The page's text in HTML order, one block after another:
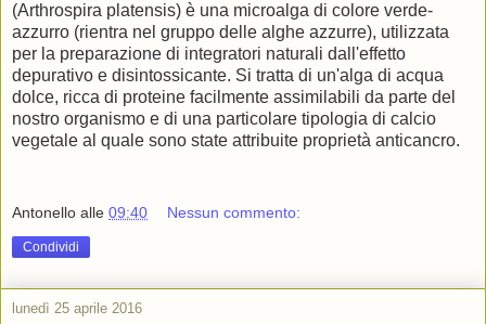
(Arthrospira platensis) è una microalga di colore verde-
azzurro (rientra nel gruppo delle alghe azzurre), utilizzata
per la preparazione di integratori naturali dall'effetto
depurativo e disintossicante. Si tratta di un'alga di acqua
dolce, ricca di proteine facilmente assimilabili da parte del
nostro organismo e di una particolare tipologia di calcio
vegetale al quale sono state attribuite proprietà anticancro.
Antonello alle 09:40 Nessun commento:
Condividi
lunedì 25 aprile 2016